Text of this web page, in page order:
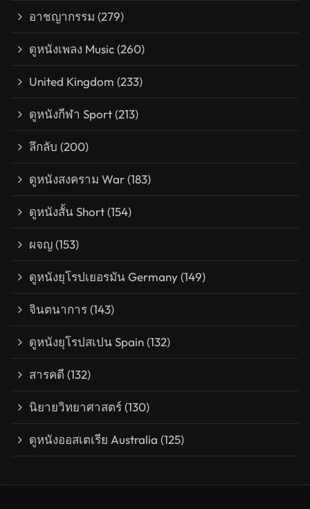
อาชญากรรม (279)
ดูหนังเพลง Music(260)
United Kingdom (233)
ดูหนังกีฬา Sport(213)
ลึกลับ (200)
ดูหนังสงคราม War(183)
ดูหนังสั้น Short(154)
ผจญ(153)
ดูหนังยุโรปเยอรมัน Germany(149)
จินตนาการ(143)
ดูหนังยุโรปสเปน Spain(132)
สารคดี (132)
นิยายวิทยาศาสตร์(130)
ดูหนังออสเตเรีย Australia (125)